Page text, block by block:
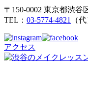
〒150-0002 東京都渋谷
TEL： 03-5774-4821 （代
アクセス